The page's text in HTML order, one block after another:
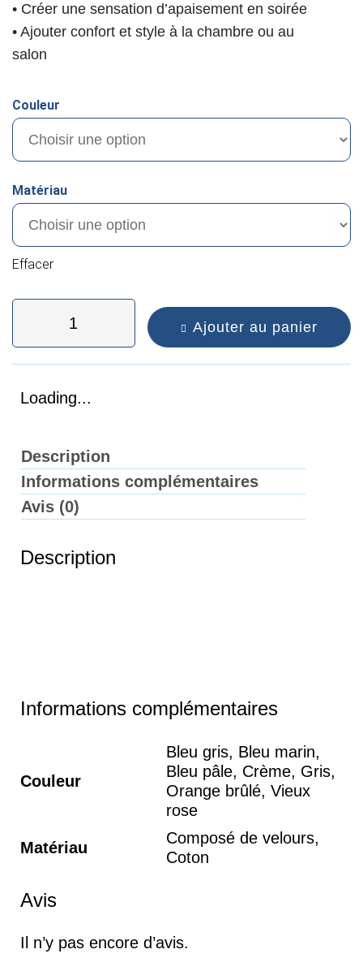
• Créer une sensation d’apaisement en soirée
• Ajouter confort et style à la chambre ou au
salon
Couleur
Matériau
Effacer
Ajouter au panier
Loading...
Description
Informations complémentaires
Avis (0)
Description
Informations complémentaires
Couleur
Bleu gris, Bleu marin,
Bleu pâle, Crème, Gris,
Orange brûlé, Vieux
rose
Matériau
Composé de velours,
Coton
Avis
Il n’y pas encore d’avis.